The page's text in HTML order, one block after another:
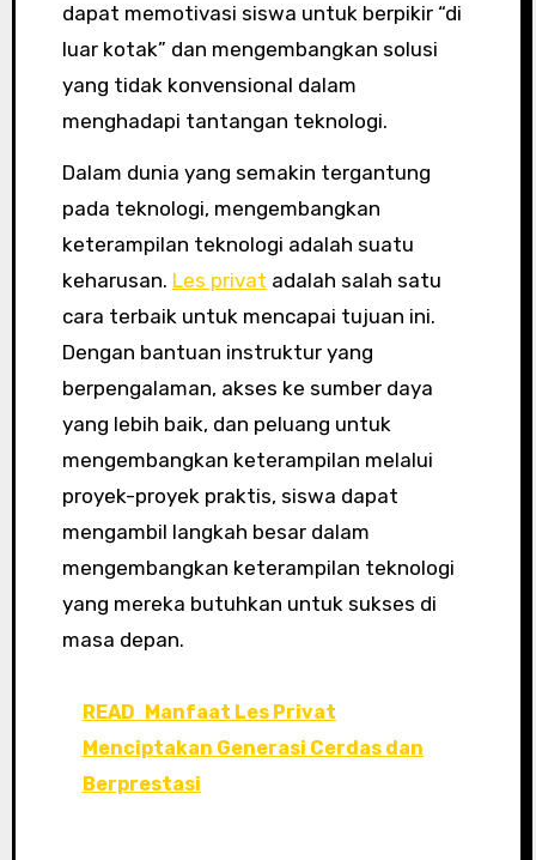
dapat memotivasi siswa untuk berpikir “di
luar kotak” dan mengembangkan solusi
yang tidak konvensional dalam
menghadapi tantangan teknologi.
Dalam dunia yang semakin tergantung
pada teknologi, mengembangkan
keterampilan teknologi adalah suatu
keharusan. Les privat adalah salah satu
cara terbaik untuk mencapai tujuan ini.
Dengan bantuan instruktur yang
berpengalaman, akses ke sumber daya
yang lebih baik, dan peluang untuk
mengembangkan keterampilan melalui
proyek-proyek praktis, siswa dapat
mengambil langkah besar dalam
mengembangkan keterampilan teknologi
yang mereka butuhkan untuk sukses di
masa depan.
READ Manfaat Les Privat
Menciptakan Generasi Cerdas dan
Berprestasi